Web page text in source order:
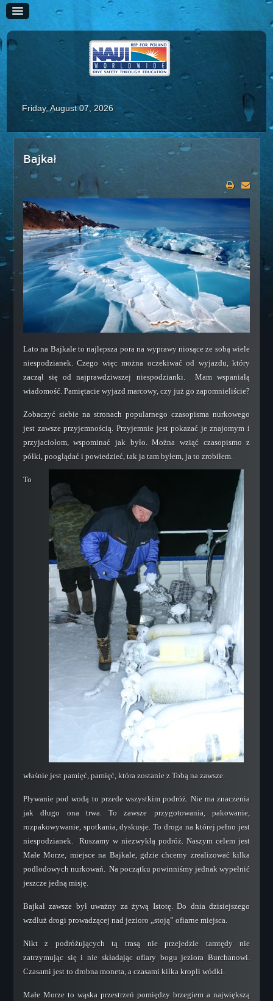
Friday, August 07, 2026
HOME
HISTORIA
SZKOLENIE
Kursy Rekreacyjne
Scuba Diver
Advanced Scuba Diver
Adaptive Scuba Diver
Rescue Scuba Diver
Training Assistant
Master Scuba Diver
Specjalizacje
Dry Suit Diver
Night Diver
Nitrox Diver
Underwater Photographer
Underwater Videographer
Wreck Diver
Underwater Ecologist
Underwater Archaeologist
Kursy Techniczne
Intro to Technical Diving
Ice Diver
Sidemount Diver
Technical Decompression Diver
Helitrox Diver
Trimix Diver
Extreme Exposure Diver
Technical Support Leader
SCR Diver
CCR Mixed Gas
Mixed Gas Blender and OST
Cavern Diver
Cave Diver Level I
Cave Diver Level II
Wreck Penetration Diver
DPVT Diver
DPVEE Diver
Kursy Liderów
Skin Diving Instructor
Assistant Instructor
Divemaster NAUI
Instructor Trainer
Bajkał
Lato na Bajkale to najlepsza pora na wyprawy niosące ze sobą wiele
niespodzianek. Czego więc można oczekiwać od wyjazdu, który
zaczął się od najprawdziwszej niespodzianki. Mam wspaniałą
wiadomość. Pamiętacie wyjazd marcowy, czy już go zapomnieliście?
Zobaczyć siebie na stronach popularnego czasopisma nurkowego
jest zawsze przyjemnością. Przyjemnie jest pokazać je znajomym i
przyjaciołom, wspominać jak było. Można wziąć czasopismo z
półki, pooglądać i powiedzieć, tak ja tam byłem, ja to zrobiłem.
To
właśnie jest pamięć, pamięć, która zostanie z Tobą na zawsze.
Pływanie pod wodą to przede wszystkim podróż. Nie ma znaczenia
jak długo ona trwa. To zawsze przygotowania, pakowanie,
rozpakowywanie, spotkania, dyskusje. To droga na której pełno jest
niespodzianek. Ruszamy w niezwykłą podróż. Naszym celem jest
Małe Morze, miejsce na Bajkale, gdzie chcemy zrealizować kilka
podlodowych nurkowań. Na początku powinniśmy jednak wypełnić
jeszcze jedną misję.
Bajkał zawsze był uważny za żywą Istotę. Do dnia dzisiejszego
wzdłuż drogi prowadzącej nad jezioro „stoją” ofiarne miejsca.
Nikt z podróżujących tą trasą nie przejedzie tamtędy nie
zatrzymując się i nie składając ofiary bogu jeziora Burchanowi.
Czasami jest to drobna moneta, a czasami kilka kropli wódki.
Małe Morze to wąska przestrzeń pomiędzy brzegiem a największą